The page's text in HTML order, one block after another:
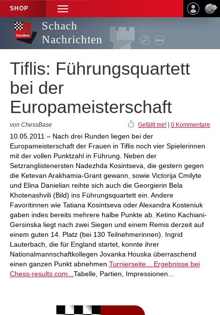
SHOP
TOGGLE
NAVIGATION
Schach
Nachrichten
Tiflis: Führungsquartett
bei der
Europameisterschaft
von ChessBase Gefällt mir! 0 Kommentare
10.05.2011 – Nach drei Runden liegen bei der
Europameisterschaft der Frauen in Tiflis noch vier Spielerinnen
mit der vollen Punktzahl in Führung. Neben der
Setzranglistenersten Nadezhda Kosintseva, die gestern gegen
die Ketevan Arakhamia-Grant gewann, sowie Victorija Cmilyte
und Elina Danielian reihte sich auch die Georgierin Bela
Khotenashvili (Bild) ins Führungsquartett ein. Andere
Favoritinnen wie Tatiana Kosintseva oder Alexandra Kosteniuk
gaben indes bereits mehrere halbe Punkte ab. Ketino Kachiani-
Gersinska liegt nach zwei Siegen und einem Remis derzeit auf
einem guten 14. Platz (bei 130 Teilnehmerinnen). Ingrid
Lauterbach, die für England startet, konnte ihrer
Nationalmannschaftkollegen Jovanka Houska überraschend
einen ganzen Punkt abnehmen. Turnierseite...
Ergebnisse bei
Chess-results.com... Tabelle, Partien, Impressionen...